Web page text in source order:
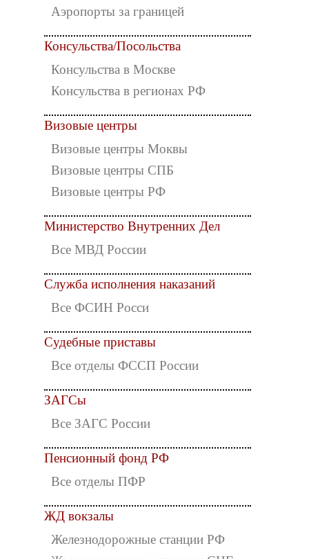
Аэропорты за границей
Консульства/Посольства
Консульства в Москве
Консульства в регионах РФ
Визовые центры
Визовые центры Моквы
Визовые центры СПБ
Визовые центры РФ
Министерство Внутренних Дел
Все МВД России
Служба исполнения наказаний
Все ФСИН Росси
Судебные приставы
Все отделы ФССП России
ЗАГСы
Все ЗАГС России
Пенсионный фонд РФ
Все отделы ПФР
ЖД вокзалы
Железнодорожные станции РФ